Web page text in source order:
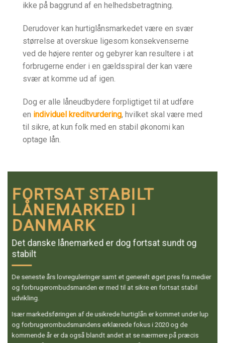
ikke på baggrund af en helhedsbetragtning.
Derudover kan hurtiglånsmarkedet være en svær
størrelse at overskue ligesom konsekvenserne
ved de højere renter og gebyrer kan resultere i at
forbrugerne ender i en gældsspiral der kan være
svær at komme ud af igen.
Dog er alle låneudbydere forpligtiget til at udføre
en individuel kreditvurdering, hvilket skal være med
til sikre, at kun folk med en stabil økonomi kan
optage lån.
FORTSAT STABILT
LÅNEMARKED I
DANMARK
Det danske lånemarked er dog fortsat sundt og
stabilt
De seneste års lovreguleringer samt et generelt øget pres fra medier
og forbrugerombudsmanden er med til at sikre en fortsat stabil
udvikling.
Især markedsføringen af de usikrede hurtiglån er kommet under lup
og forbrugerombudsmandens erklærede fokus i 2020 og de
kommende år er da også blandt andet at se nærmere på præcis